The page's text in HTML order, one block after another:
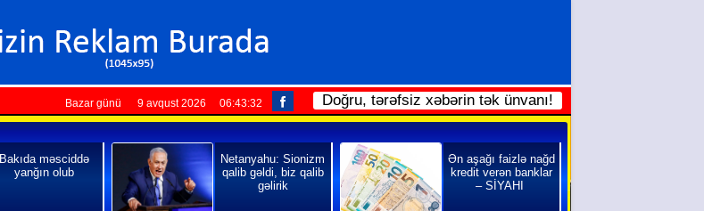
Bazar günü 9 avqust 2026 06:43:33 Doğru, tərəfsiz xəbərin tək ünvanı!
Bakıda məsciddə
yanğın olub
Netanyahu: Sionizm
qalib gəldi, biz qalib
gəlirik
Ən aşağı faizlə nağd
kredit verən banklar
– SİYAHI